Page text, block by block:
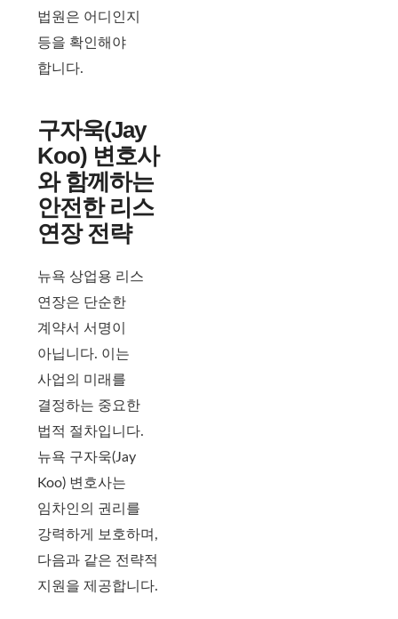
법원은 어디인지
등을 확인해야
합니다.
구자욱(Jay
Koo) 변호사
와 함께하는
안전한 리스
연장 전략
뉴욕 상업용 리스
연장은 단순한
계약서 서명이
아닙니다. 이는
사업의 미래를
결정하는 중요한
법적 절차입니다.
뉴욕 구자욱(Jay
Koo) 변호사는
임차인의 권리를
강력하게 보호하며,
다음과 같은 전략적
지원을 제공합니다.